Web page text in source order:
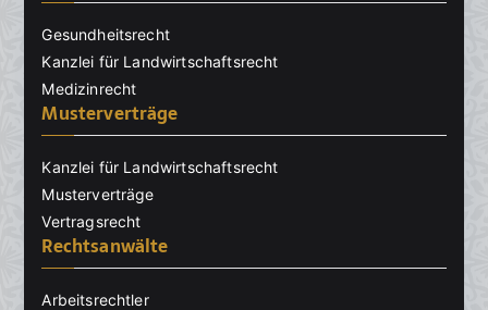
Gesundheitsrecht
Kanzlei für Landwirtschaftsrecht
Medizinrecht
Musterverträge
Kanzlei für Landwirtschaftsrecht
Musterverträge
Vertragsrecht
Rechtsanwälte
Arbeitsrechtler